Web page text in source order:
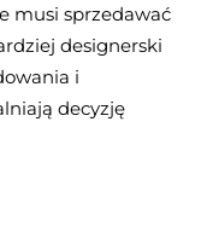
musi sprzedawać
designerski
i
decyzję